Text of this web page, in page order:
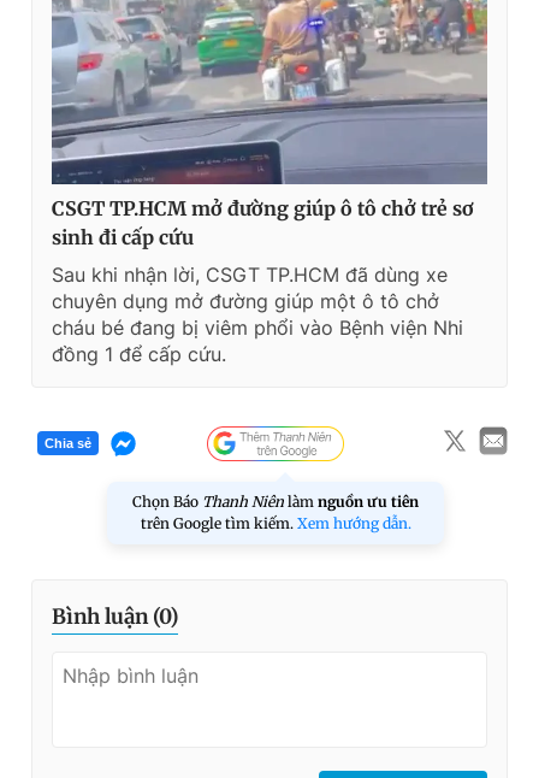
CSGT TP.HCM mở đường giúp ô tô chở trẻ sơ
sinh đi cấp cứu
Sau khi nhận lời, CSGT TP.HCM đã dùng xe
chuyên dụng mở đường giúp một ô tô chở
cháu bé đang bị viêm phổi vào Bệnh viện Nhi
đồng 1 để cấp cứu.
Chia sẻ
Chọn Báo Thanh Niên làm nguồn ưu tiên
trên Google tìm kiếm. Xem hướng dẫn.
Bình luận (0)